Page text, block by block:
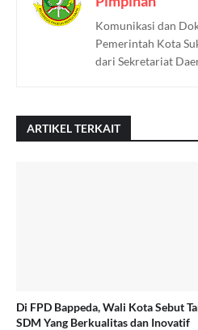
Komunikasi dan
Pemerintah Kota
dari Sekretariat
ARTIKEL TERKAIT
Di FPD Bappeda, Wali Kota Sebut
SDM Yang Berkualitas dan Inovatif